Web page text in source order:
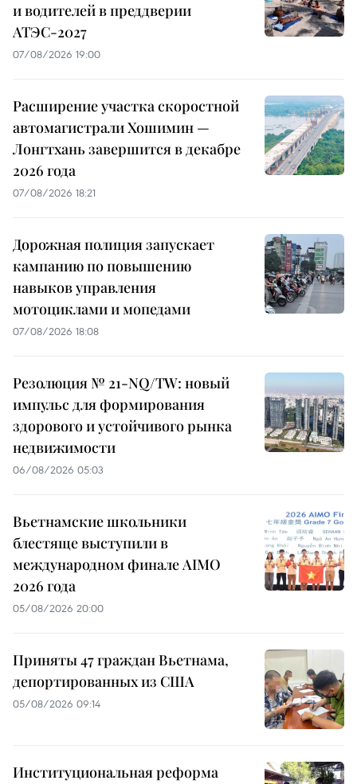
и водителей в преддверии
АТЭС-2027
07/08/2026 19:00
Расширение участка скоростной
автомагистрали Хошимин —
Лонгтхань завершится в декабре
2026 года
07/08/2026 18:21
Дорожная полиция запускает
кампанию по повышению
навыков управления
мотоциклами и мопедами
07/08/2026 18:08
Резолюция № 21-NQ/TW: новый
импульс для формирования
здорового и устойчивого рынка
недвижимости
06/08/2026 05:03
Вьетнамские школьники
блестяще выступили в
международном финале AIMO
2026 года
05/08/2026 20:00
Приняты 47 граждан Вьетнама,
депортированных из США
05/08/2026 09:14
Институциональная реформа